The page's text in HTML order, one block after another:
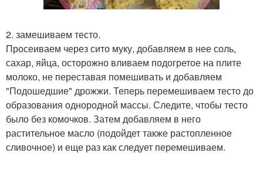
2. замешиваем тесто.
Просеиваем через сито муку, добавляем в нее соль,
сахар, яйца, осторожно вливаем подогретое на плите
молоко, не переставая помешивать и добавляем
"Подошедшие" дрожжи. Теперь перемешиваем тесто до
образования однородной массы. Следите, чтобы тесто
было без комочков. Затем добавляем в него
растительное масло (подойдет также растопленное
сливочное) и еще раз как следует перемешиваем.